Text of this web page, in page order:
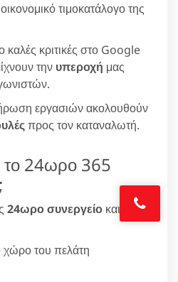
τιμοκατάλογο της
καλές κριτικές στο Google
την υπεροχή μας
εργασιών ακολουθούν
προς τον καταναλωτή.
το 24ωρο 365
24ωρο συνεργείο και τις
χώρο του πελάτη